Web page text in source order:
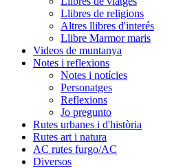
Llibres de religions
Altres llibres d'interés
Llibre Marmor maris
Videos de muntanya
Notes i reflexions
Notes i notícies
Personatges
Reflexions
Jo pregunto
Rutes urbanes i d'història
Rutes art i natura
AC rutes furgo/AC
Diversos